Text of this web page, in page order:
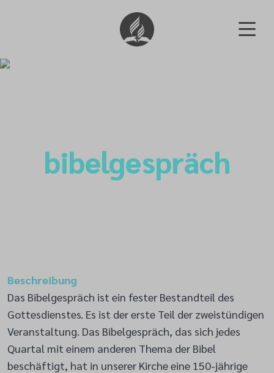
bibelgespräch
Beschreibung
Das Bibelgespräch ist ein fester Bestandteil des
Gottesdienstes. Es ist der erste Teil der zweistündigen
Veranstaltung. Das Bibelgespräch, das sich jedes
Quartal mit einem anderen Thema der Bibel
beschäftigt, hat in unserer Kirche eine 150-jährige